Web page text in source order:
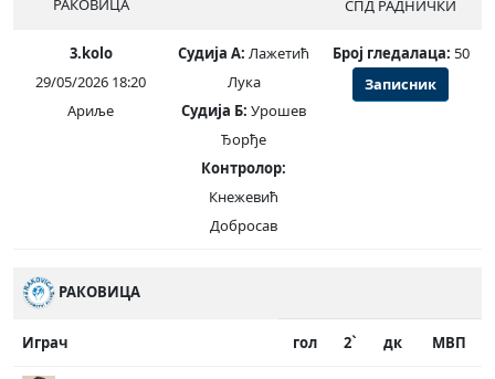
РАКОВИЦА
СПД РАДНИЧКИ
3.kolo
29/05/2026 18:20
Ариље
Судија А: Лажетић
Лука
Судија Б: Урошев
Ђорђе
Контролор:
Кнежевић
Добросав
Број гледалаца: 50
Записник
РАКОВИЦА
Играч гол 2` дк МВП